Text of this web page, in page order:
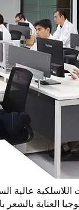
العناية